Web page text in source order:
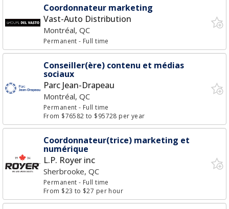
Coordonnateur marketing
Vast-Auto Distribution
Montréal, QC
Permanent- Full time
Conseiller(ère) contenu et médias
sociaux
Parc Jean-Drapeau
Montréal, QC
Permanent- Full time
From $76582 to $95728 per year
Coordonnateur(trice) marketing et
numérique
L.P. Royer inc
Sherbrooke, QC
Permanent- Full time
From $23 to $27 per hour